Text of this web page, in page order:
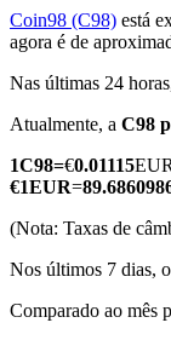
Futuros
Futuros de
Coin98 (C98) está
agora é de
Nas últimas 24
Atualmente, a C98
1C98=€0.01115EUR
€1EUR=
(Nota: Taxas de
Nos últimos 7 dias,
Comparado ao mês